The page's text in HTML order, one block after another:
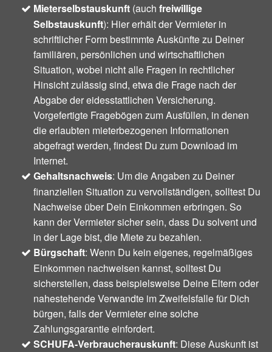
Mieterselbstauskunft (auch freiwillige
Selbstauskunft): Hier erhält der Vermieter in
schriftlicher Form bestimmte Auskünfte zu Deiner
familiären, persönlichen und wirtschaftlichen
Situation, wobei nicht alle Fragen in rechtlicher
Hinsicht zulässig sind, etwa die Frage nach der
Abgabe der eidesstattlichen Versicherung.
Vorgefertigte Fragebögen zum Ausfüllen, in denen
die erlaubten mieterbezogenen Informationen
abgefragt werden, findest Du zum Download im
Internet.
Gehaltsnachweis: Um die Angaben zu Deiner
finanziellen Situation zu vervollständigen, solltest Du
Nachweise über Dein Einkommen erbringen. So
kann der Vermieter sicher sein, dass Du solvent und
in der Lage bist, die Miete zu bezahlen.
Bürgschaft: Wenn Du kein eigenes, regelmäßiges
Einkommen nachweisen kannst, solltest Du
sicherstellen, dass beispielsweise Deine Eltern oder
nahestehende Verwandte im Zweifelsfalle für Dich
bürgen, falls der Vermieter eine solche
Zahlungsgarantie einfordert.
SCHUFA-Verbraucherauskunft: Diese Auskunft ist